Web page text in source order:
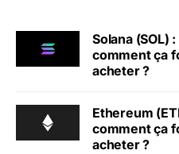
Solana (SOL)
comment ça
acheter ?
Ethereum
comment ça
acheter ?